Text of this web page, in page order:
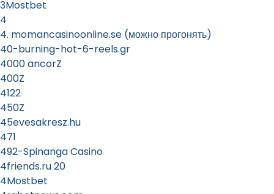
3Mostbet
4
4. momancasinoonline.se (можно прогонять)
40-burning-hot-6-reels.gr
4000 ancorZ
400Z
4122
450Z
45evesakresz.hu
471
492-Spinanga Casino
4friends.ru 20
4Mostbet